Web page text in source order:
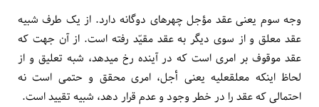
وجه سوم یعنی عقد مؤجل چهره­ای دوگانه دارد. از یک طرف شبیه
عقد معلق و از سوی دیگر به عقد مقیّد رفته است. از آن جهت که
عقد موقوف بر امری است که در آینده رخ می­دهد، شبه تعلیق و از
لحاظ این­که معلق­علیه یعنی أجل، امری محقق و حتمی است نه
احتمالی که عقد را در خطر وجود و عدم قرار دهد، شبیه تقیید است.